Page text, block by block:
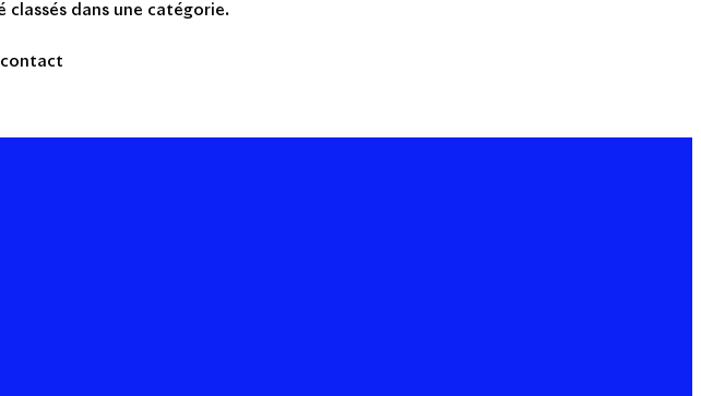
classés dans une catégorie.